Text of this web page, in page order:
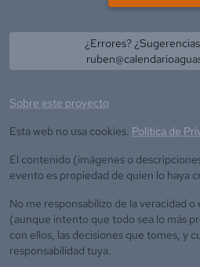
¿Errores?
Sobre este proyecto
Esta web no usa cookies. Política de
El contenido (imágenes o
evento es propiedad de quien lo haya
No me responsabilizo de la veracidad
(aunque intento que todo sea lo más
con ellos, las decisiones que tomes, y
responsabilidad tuya.